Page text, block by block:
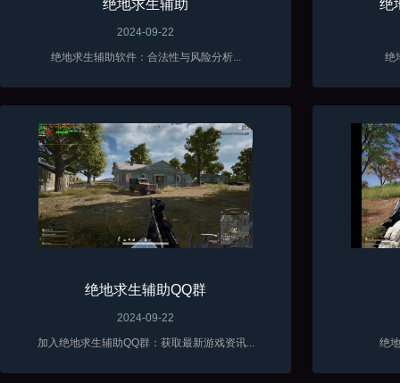
绝地求生辅助
2024-09-22
绝地求生辅助软件：合法性与风险分析...
绝
绝
绝地求生辅助QQ群
2024-09-22
加入绝地求生辅助QQ群：获取最新游戏资讯...
绝